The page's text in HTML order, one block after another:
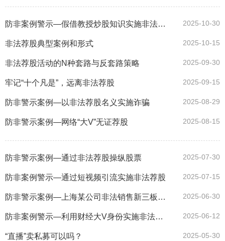
防非案例警示—假借教授炒股知识实施非法荐股 2025-10-30
非法荐股典型案例和形式 2025-10-15
非法荐股活动的N种套路与反套路策略 2025-09-30
牢记“十个凡是”，远离非法荐股 2025-09-15
防非警示案例—以非法荐股名义实施诈骗 2025-08-29
防非警示案例—网络“大V”无证荐股 2025-08-15
防非警示案例—通过非法荐股操纵股票 2025-07-30
防非案例警示—通过短视频引流实施非法荐股 2025-07-15
防非警示案例—上海某公司非法销售新三板股票 2025-06-30
防非案例警示—利用财经大V身份实施非法荐股 2025-06-12
“直播”卖私募可以吗？ 2025-05-30